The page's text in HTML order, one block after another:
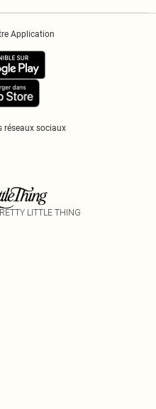
réseaux sociaux
Application
LITTLE THING